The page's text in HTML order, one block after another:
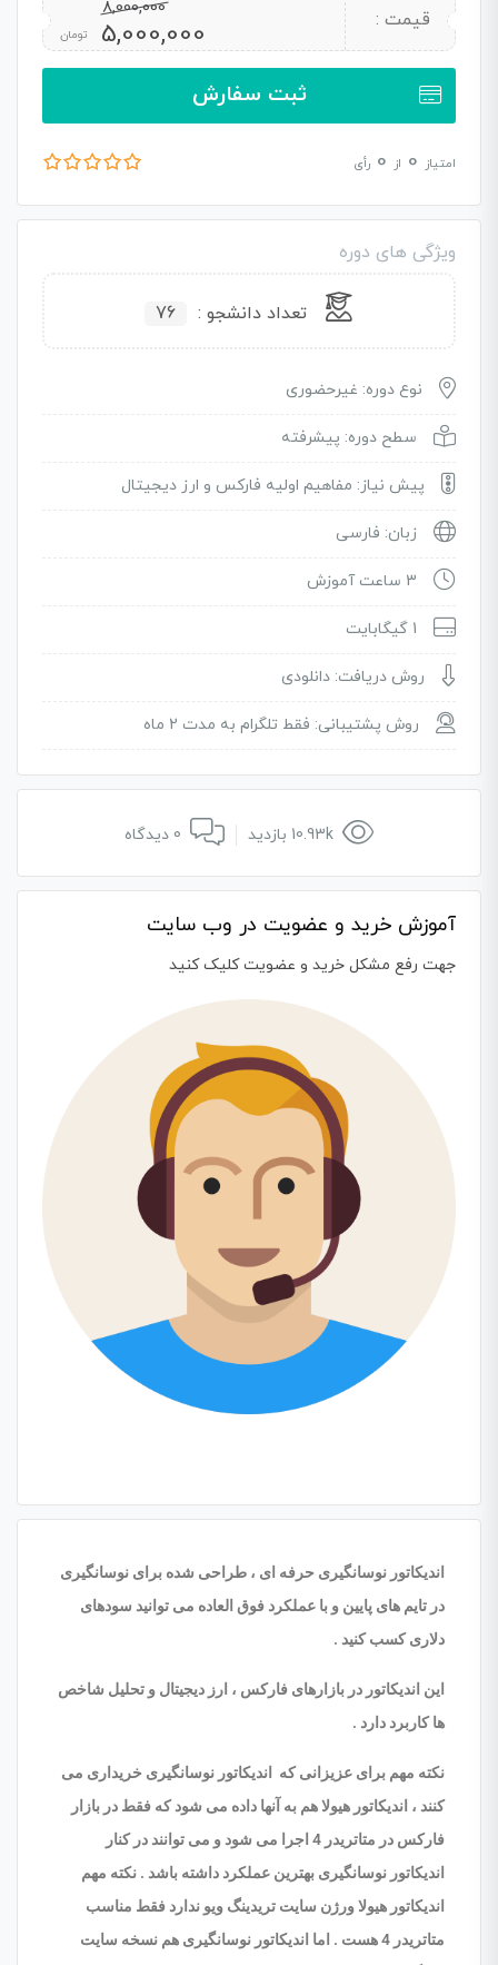
قیمت : 8,000,000
5,000,000 تومان
ثبت سفارش
امتیاز 0 از 0 رأی
ویژگی های دوره
تعداد دانشجو : 76
نوع دوره: غیرحضوری
سطح دوره: پیشرفته
پیش نیاز: مفاهیم اولیه فارکس و ارز دیجیتال
زبان: فارسی
3 ساعت آموزش
1 گیگابایت
روش دریافت: دانلودی
روش پشتیبانی: فقط تلگرام به مدت 2 ماه
آموزش خرید و عضویت در وب سایت
جهت رفع مشکل خرید و عضویت کلیک کنید
اندیکاتور نوسانگیری حرفه ای ، طراحی شده برای نوسانگیری
در تایم های پایین و با عملکرد فوق العاده می توانید سودهای
دلاری کسب کنید .
این اندیکاتور در بازارهای فارکس ، ارز دیجیتال و تحلیل شاخص
ها کاربرد دارد .
نکته مهم برای عزیزانی که اندیکاتور نوسانگیری خریداری می
کنند ، اندیکاتور هیولا هم به آنها داده می شود که فقط در بازار
فارکس در متاتریدر 4 اجرا می شود و می توانند در کنار
اندیکاتور نوسانگیری بهترین عملکرد داشته باشد . نکته مهم
اندیکاتور هیولا ورژن سایت تریدینگ ویو ندارد فقط مناسب
متاتریدر 4 هست . اما اندیکاتور نوسانگیری هم نسخه سایت